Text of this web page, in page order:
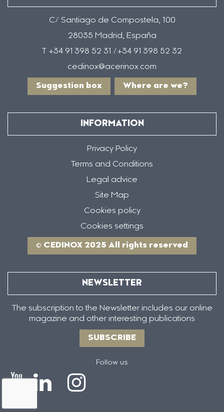
C/ Santiago de Compostela, 100
28035 Madrid, España
T +34 91 398 52 31 /+34 91 398 52 32
cedinox@acerinox.com
Suggestion box Where are we?
INFORMATION
Privacy Policy
Terms and Conditions
Legal advice
Site Map
Cookies policy
Cookies settings
© CEDINOX 2025 All rights reserved
NEWSLETTER
The subscription to the Newsletter includes our online
magazine and other interesting publications
SUBSCRIBE
Follow us
Icono
de
Icono
IconoIcono